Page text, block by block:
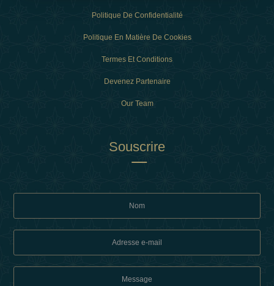
Politique De Confidentialité
Politique En Matière De Cookies
Termes Et Conditions
Devenez Partenaire
Our Team
Souscrire